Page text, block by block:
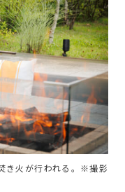
き火が行われる。※撮影